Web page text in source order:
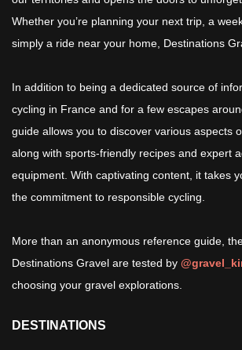
Whether you’re planning your next trip, a
simply a ride near your home, Destinations
In addition to being a dedicated source of
cycling in France and for a few escapes
guide allows you to discover various aspects
along with sports-friendly recipes and expert
equipment. With captivating content, it takes
the commitment to responsible cycling.
More than an anonymous reference guide,
Destinations Gravel are tested by
choosing your gravel explorations.
DESTINATIONS